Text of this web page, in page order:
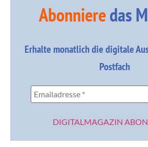
Abonnieredas
Erhalte monatlich die digitale
Postfach